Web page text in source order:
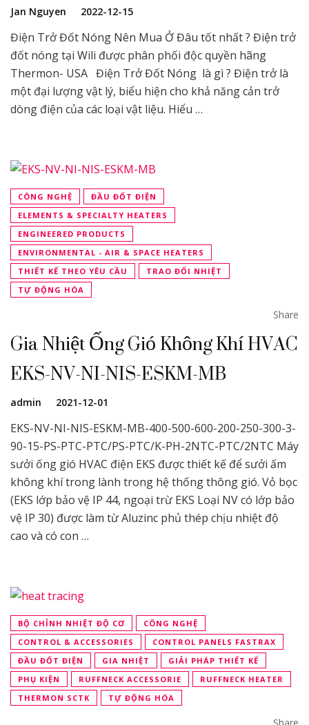
Jan Nguyen 2022-12-15
Điện Trở Đốt Nóng Nên Mua Ở Đâu tốt nhất ? Điện trở
đốt nóng tại Wili được phân phối độc quyền hãng
Thermon- USA Điện Trở Đốt Nóng là gì ? Điện trở là
một đại lượng vật lý, biểu hiện cho khả năng cản trở
dòng điện của các loại vật liệu. Hiểu …
CÔNG NGHỆ
ĐẦU ĐỐT ĐIỆN
ELEMENTS & SPECIALTY HEATERS
ENGINEERED PRODUCTS
ENVIRONMENTAL - AIR & SPACE HEATERS
THIẾT KẾ THEO YÊU CẦU
TRAO ĐỔI NHIỆT
TỰ ĐỘNG HÓA
Share
Gia Nhiệt Ống Gió Không Khí HVAC
EKS-NV-NI-NIS-ESKM-MB
admin 2021-12-01
EKS-NV-NI-NIS-ESKM-MB-400-500-600-200-250-300-3-
90-15-PS-PTC-PTC/PS-PTC/K-PH-2NTC-PTC/2NTC Máy
sưởi ống gió HVAC điện EKS được thiết kế để sưởi ấm
không khí trong lành trong hệ thống thông gió. Vỏ bọc
(EKS lớp bảo vệ IP 44, ngoại trừ EKS Loại NV có lớp bảo
vệ IP 30) được làm từ Aluzinc phủ thép chịu nhiệt độ
cao và có con …
BỘ CHỈNH NHIỆT ĐỘ CƠ
CÔNG NGHỆ
CONTROL & ACCESSORIES
CONTROL PANELS FASTRAX
ĐẦU ĐỐT ĐIỆN
GIA NHIỆT
GIẢI PHÁP THIẾT KẾ
PHỤ KIỆN
RUFFNECK ACCESSORIE
RUFFNECK HEATER
THERMON SCTK
TỰ ĐỘNG HÓA